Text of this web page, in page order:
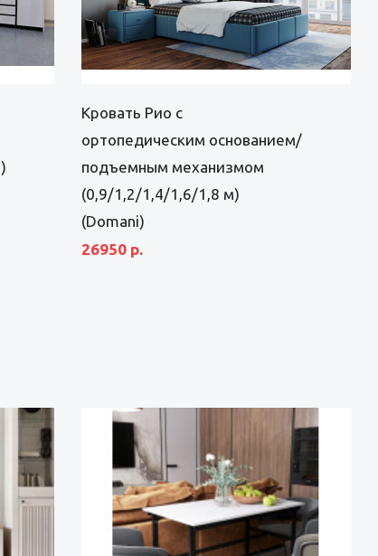
Кровать Рио с
ортопедическим основанием/
подъемным механизмом
(0,9/1,2/1,4/1,6/1,8 м)
(Domani)
26950 р.